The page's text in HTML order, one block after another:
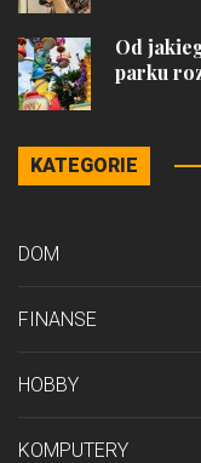
Od
parku
KATEGORIE
DOM
FINANSE
HOBBY
KOMPUTERY